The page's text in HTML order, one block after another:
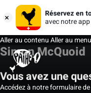
Réservez en
avec notre
Aller au contenuAller au menu
Simon McQuoid
Vous avez une
Accédez à notre formulaire